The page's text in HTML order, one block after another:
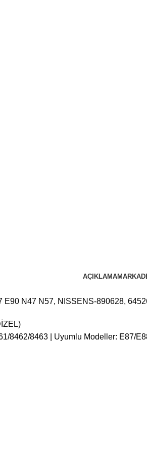
AÇIKLAMAMARKA
N47 N57, NISSENS-890628,
8462/8463 | Uyumlu Modeller: E87/